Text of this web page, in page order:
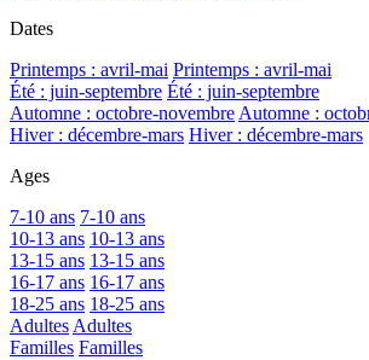
Dates
Printemps : avril-mai Printemps : avril-mai
Été : juin-septembre Été : juin-septembre
Automne : octobre-novembreAutomne :
Hiver : décembre-mars Hiver : décembre-mars
Ages
7-10 ans 7-10 ans
10-13 ans 10-13 ans
13-15 ans 13-15 ans
16-17 ans 16-17 ans
18-25 ans 18-25 ans
AdultesAdultes
Familles Familles